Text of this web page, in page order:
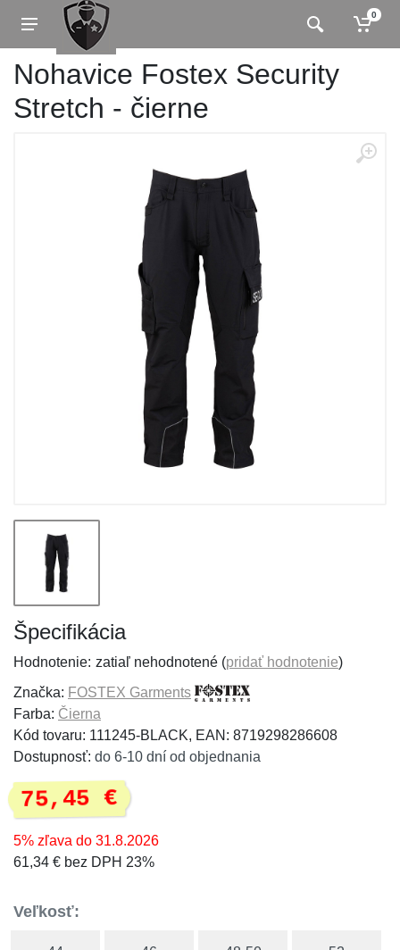
0
Nohavice Fostex Security
Stretch - čierne
Špecifikácia
Hodnotenie: zatiaľ nehodnotené (pridať hodnotenie)
Značka: FOSTEX Garments
Farba: Čierna
Kód tovaru: 111245-BLACK, EAN: 8719298286608
Dostupnosť: do 6-10 dní od objednania
75,45 €
5% zľava do 31.8.2026
61,34 € bez DPH 23%
Veľkosť: